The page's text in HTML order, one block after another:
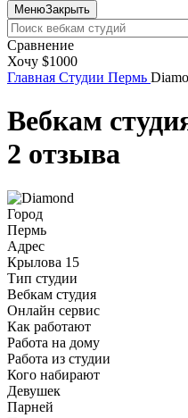
МенюЗакрыть
Сравнение
Хочу $1000
Главная Студии Пермь
Вебкам
2 отзыва
Город
Пермь
Адрес
Крылова 15
Тип студии
Вебкам студия
Онлайн сервис
Как работают
Работа на дому
Работа из студии
Кого набирают
Девушек
Парней